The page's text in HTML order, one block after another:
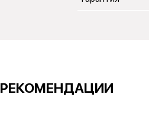
РЕКОМЕНДАЦИИ